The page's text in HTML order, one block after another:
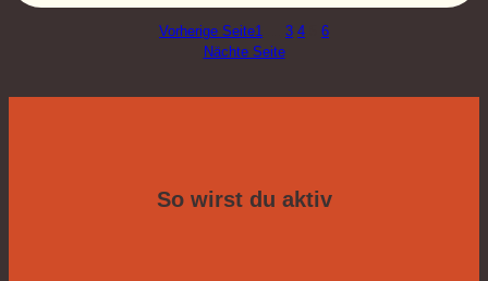
Vorherige Seite1 3 4
6
Nächte Seite
So wirst du aktiv